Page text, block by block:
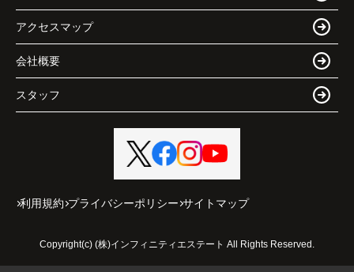
アクセスマップ
会社概要
スタッフ
利用規約 プライバシーポリシー サイトマップ
Copyright(c) (株)インフィニティエステート All Rights Reserved.